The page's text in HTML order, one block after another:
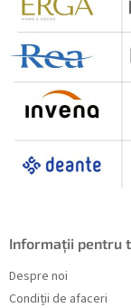
Informații pentru
Despre noi
Condiții de afaceri